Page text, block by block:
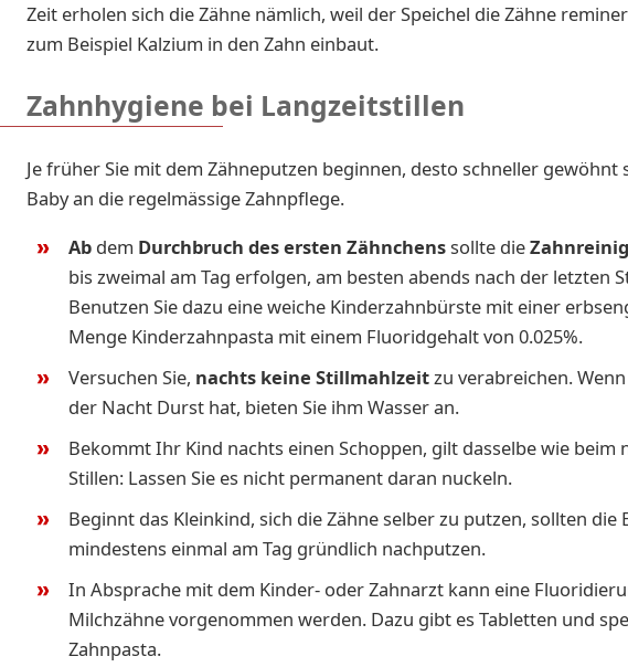
Zeit erholen sich die Zähne nämlich, weil der Speichel die Zähne
zum Beispiel Kalzium in den Zahn einbaut.
Zahnhygiene bei Langzeitstillen
Je früher Sie mit dem Zähneputzen beginnen, desto schneller gewöhnt
Baby an die regelmässige Zahnpflege.
Ab dem Durchbruch des ersten Zähnchenssollte die
bis zweimal am Tag erfolgen, am besten abends nach der letzten
Benutzen Sie dazu eine weiche Kinderzahnbürste mit einer
Menge Kinderzahnpasta mit einem Fluoridgehalt von 0.025%.
Versuchen Sie, nachts keine Stillmahlzeitzu verabreichen.
der Nacht Durst hat, bieten Sie ihm Wasser an.
Bekommt Ihr Kind nachts einen Schoppen, gilt dasselbe wie beim
Stillen: Lassen Sie es nicht permanent daran nuckeln.
Beginnt das Kleinkind, sich die Zähne selber zu putzen, sollten die
mindestens einmal am Tag gründlich nachputzen.
In Absprache mit dem Kinder- oder Zahnarzt kann eine
Milchzähne vorgenommen werden. Dazu gibt es Tabletten und
Zahnpasta.